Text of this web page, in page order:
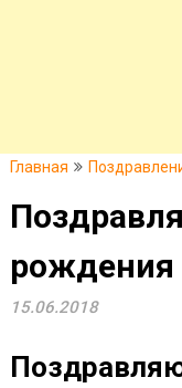
Главная
рождения
15.06.2018